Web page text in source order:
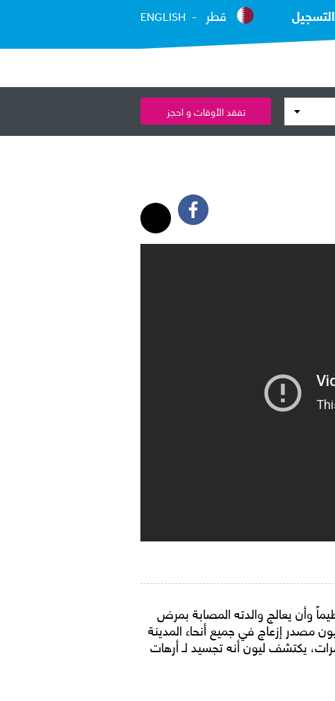
التسجيل قطر ENGLISH
تفقد الأوقات و احجز
وأن يعالج والدته المصابة بمرض
مصدر إزعاج في جميع أنحاء المدينة
يكتشف ليون أنه تجسيد لـ أرهات